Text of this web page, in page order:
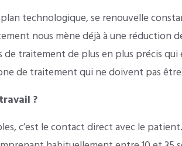
technologique, se renouvelle
nous mène déjà à une réduction
de traitement de plus en plus précis
de traitement qui ne doivent pas
?
c’est le contact direct avec le